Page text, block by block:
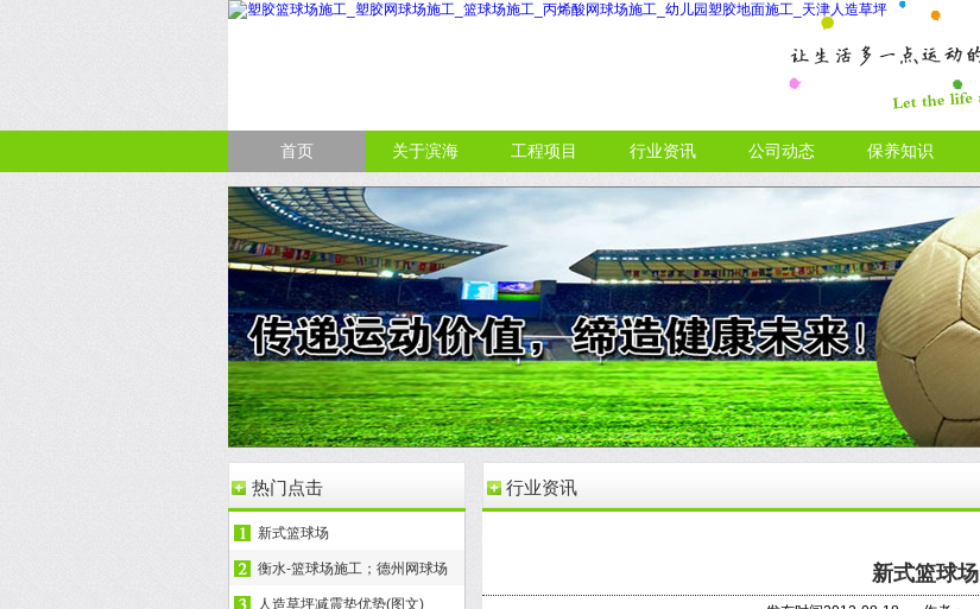
首页 关于滨海 工程项目 行业资讯 公司动态 保养知识
行业资讯
新式篮球场
热门点击
新式篮球场
衡水-篮球场施工；德州网球场
人造草坪减震垫优势(图文)